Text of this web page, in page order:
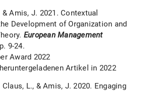
& Amis, J. 2021. Contextual
Development of Organization and
European Management
9-24.
Award 2022
Artikel in 2022
Claus, L., & Amis, J. 2020. Engaging